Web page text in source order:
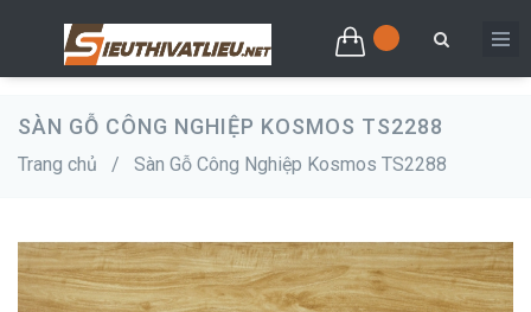
SÀN GỖ CÔNG NGHIỆP KOSMOS TS2288
Trang chủ / Sàn Gỗ Công Nghiệp Kosmos TS2288